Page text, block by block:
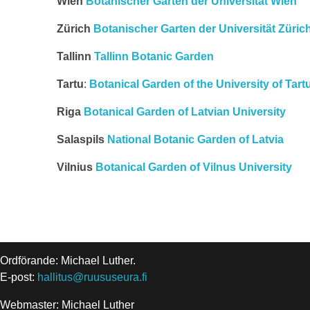
Zürich Botanischer Garten der Universität
Tallinn Tallinn Botanic Garden
Tartu: Botanical Garden of the University of
Riga Botanical Garden of Latvian University
Salaspils National Botanic Garden of Latvia
Vilnius Botanical Garden of Vilnus University
Ordförande: Michael Luther.
E-post: hallitus@ruususeura.fi
Webmaster: Michael Luther